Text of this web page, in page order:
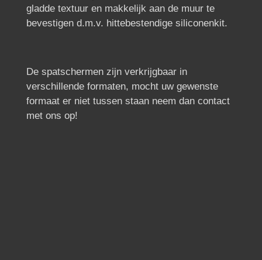
gladde textuur en makkelijk aan de muur te
bevestigen d.m.v. hittebestendige siliconenkit.
De spatschermen zijn verkrijgbaar in
verschillende formaten, mocht uw gewenste
formaat er niet tussen staan neem dan contact
met ons op!